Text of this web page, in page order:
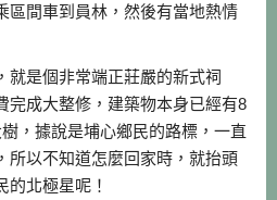
區間車到員林，然後有當地熱情
就是個非常端正莊嚴的新式祠
完成大整修，建築物本身已經有8
，據說是埔心鄉民的路標，一直
所以不知道怎麼回家時，就抬頭
的北極星呢！